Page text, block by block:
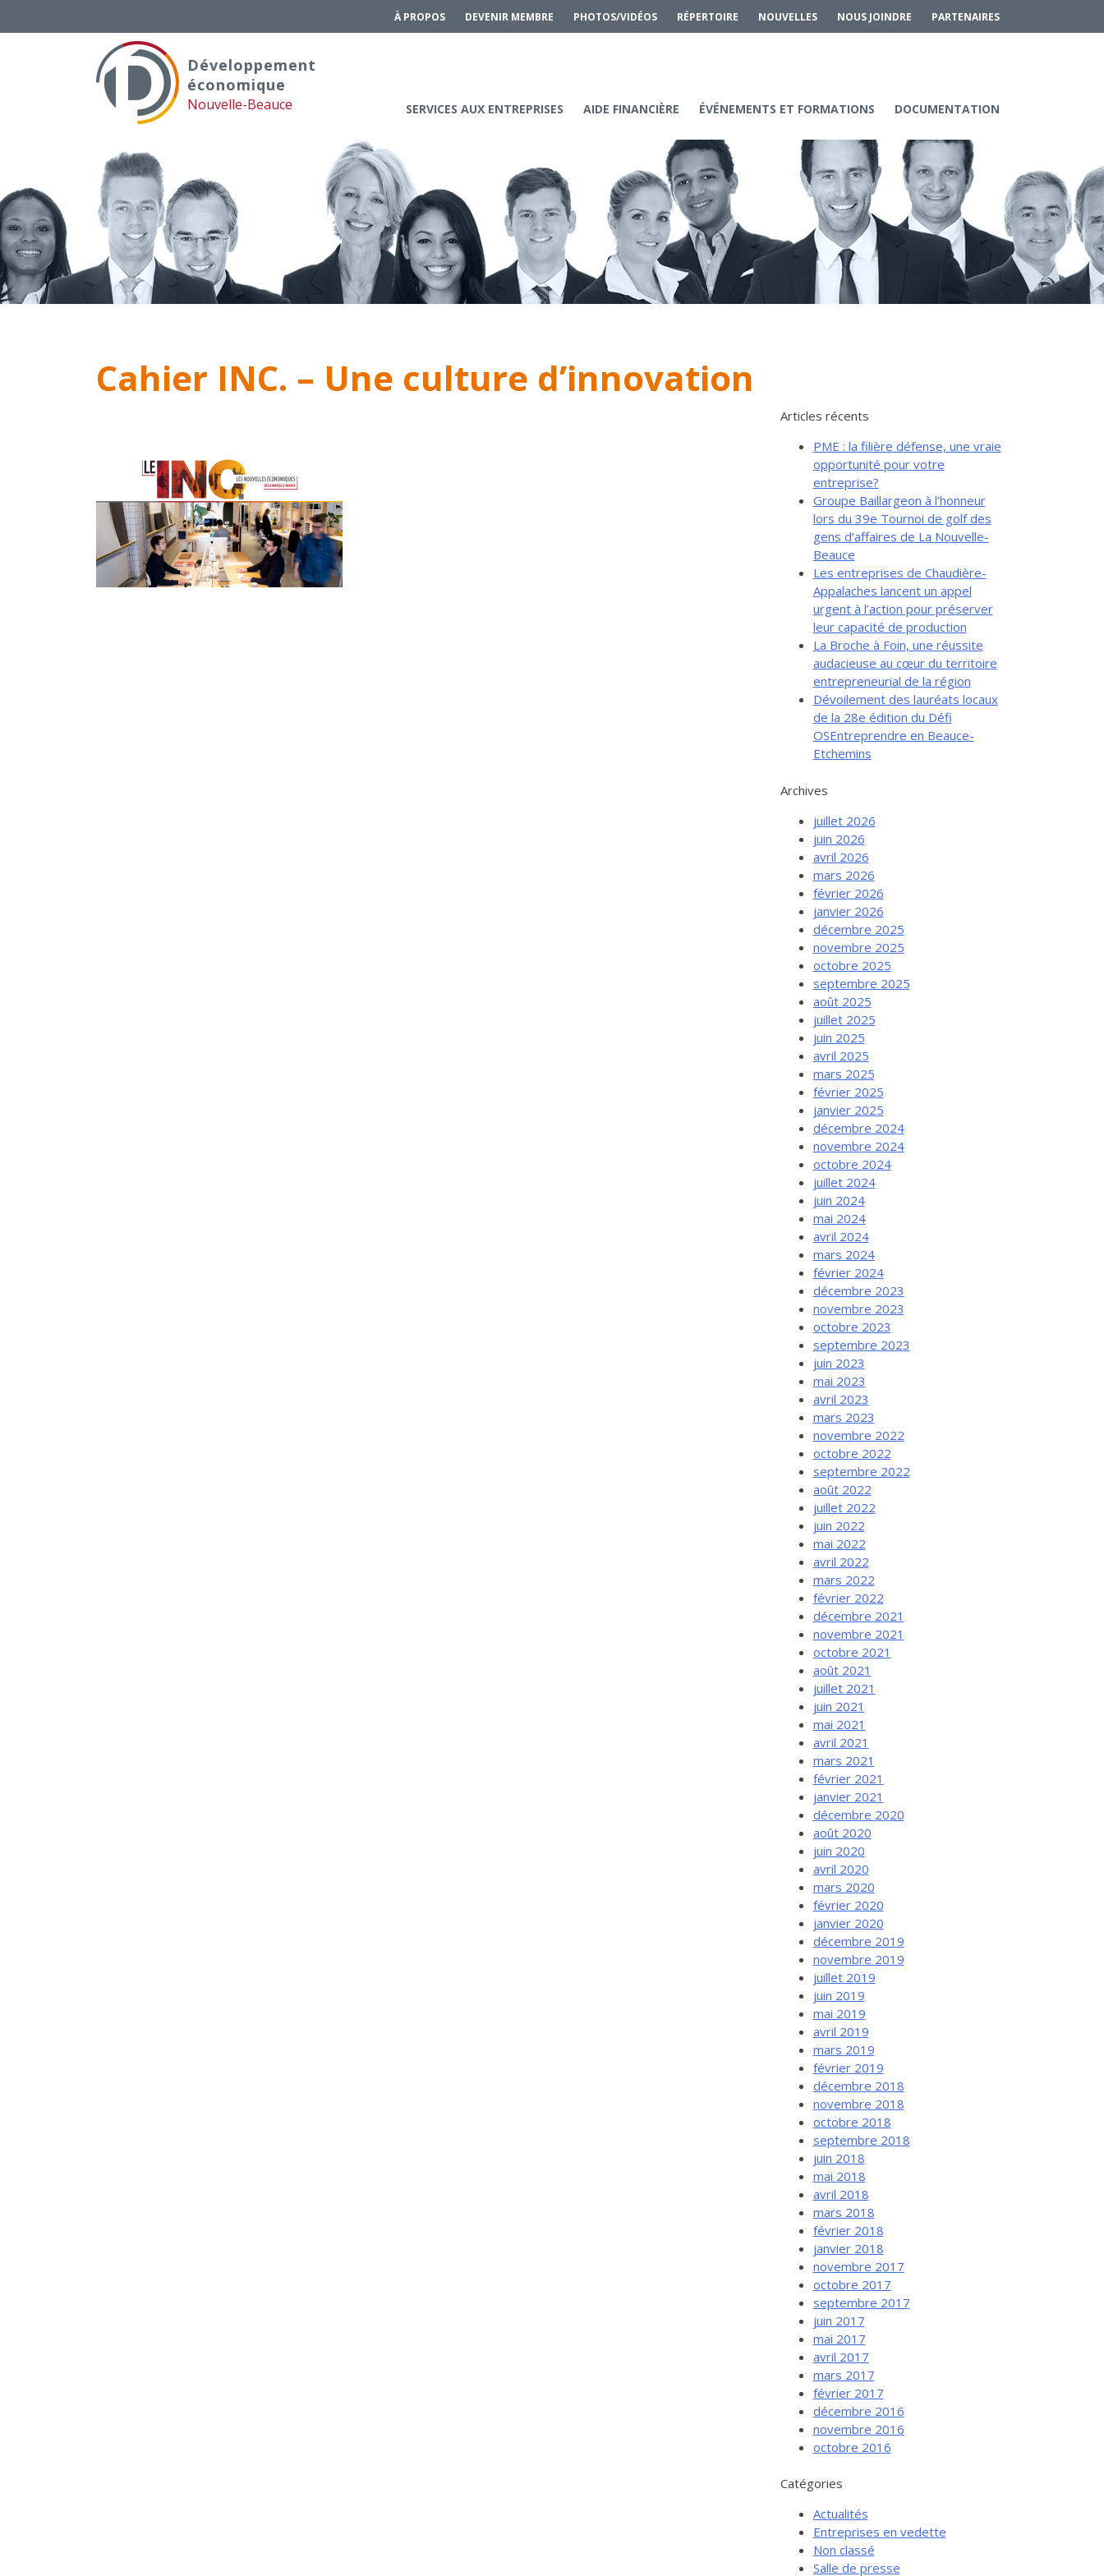
Services aux entreprises
Innovation / Productivité
Investir en Nouvelle-Beauce
Services-conseils – démarrage
À PROPOS DEVENIR MEMBRE PHOTOS/VIDÉOS RÉPERTOIRE NOUVELLES NOUS JOINDRE PARTENAIRES
Développement
économique
Nouvelle-Beauce SERVICES AUX ENTREPRISES AIDE FINANCIÈRE ÉVÉNEMENTS ET FORMATIONS DOCUMENTATION
Cahier INC. – Une culture d’innovation
Articles récents
PME : la filière défense, une vraie
opportunité pour votre
entreprise?
Groupe Baillargeon à l’honneur
lors du 39e Tournoi de golf des
gens d’affaires de La Nouvelle-
Beauce
Les entreprises de Chaudière-
Appalaches lancent un appel
urgent à l’action pour préserver
leur capacité de production
La Broche à Foin, une réussite
audacieuse au cœur du territoire
entrepreneurial de la région
Dévoilement des lauréats locaux
de la 28e édition du Défi
OSEntreprendre en Beauce-
Etchemins
Archives
juillet 2026
juin 2026
avril 2026
mars 2026
février 2026
janvier 2026
décembre 2025
novembre 2025
octobre 2025
septembre 2025
août 2025
juillet 2025
juin 2025
avril 2025
mars 2025
février 2025
janvier 2025
décembre 2024
novembre 2024
octobre 2024
juillet 2024
juin 2024
mai 2024
avril 2024
mars 2024
février 2024
décembre 2023
novembre 2023
octobre 2023
septembre 2023
juin 2023
mai 2023
avril 2023
mars 2023
novembre 2022
octobre 2022
septembre 2022
août 2022
juillet 2022
juin 2022
mai 2022
avril 2022
mars 2022
février 2022
décembre 2021
novembre 2021
octobre 2021
août 2021
juillet 2021
juin 2021
mai 2021
avril 2021
mars 2021
février 2021
janvier 2021
décembre 2020
août 2020
juin 2020
avril 2020
mars 2020
février 2020
janvier 2020
décembre 2019
novembre 2019
juillet 2019
juin 2019
mai 2019
avril 2019
mars 2019
février 2019
décembre 2018
novembre 2018
octobre 2018
septembre 2018
juin 2018
mai 2018
avril 2018
mars 2018
février 2018
janvier 2018
novembre 2017
octobre 2017
septembre 2017
juin 2017
mai 2017
avril 2017
mars 2017
février 2017
décembre 2016
novembre 2016
octobre 2016
Catégories
Actualités
Entreprises en vedette
Non classé
Salle de presse